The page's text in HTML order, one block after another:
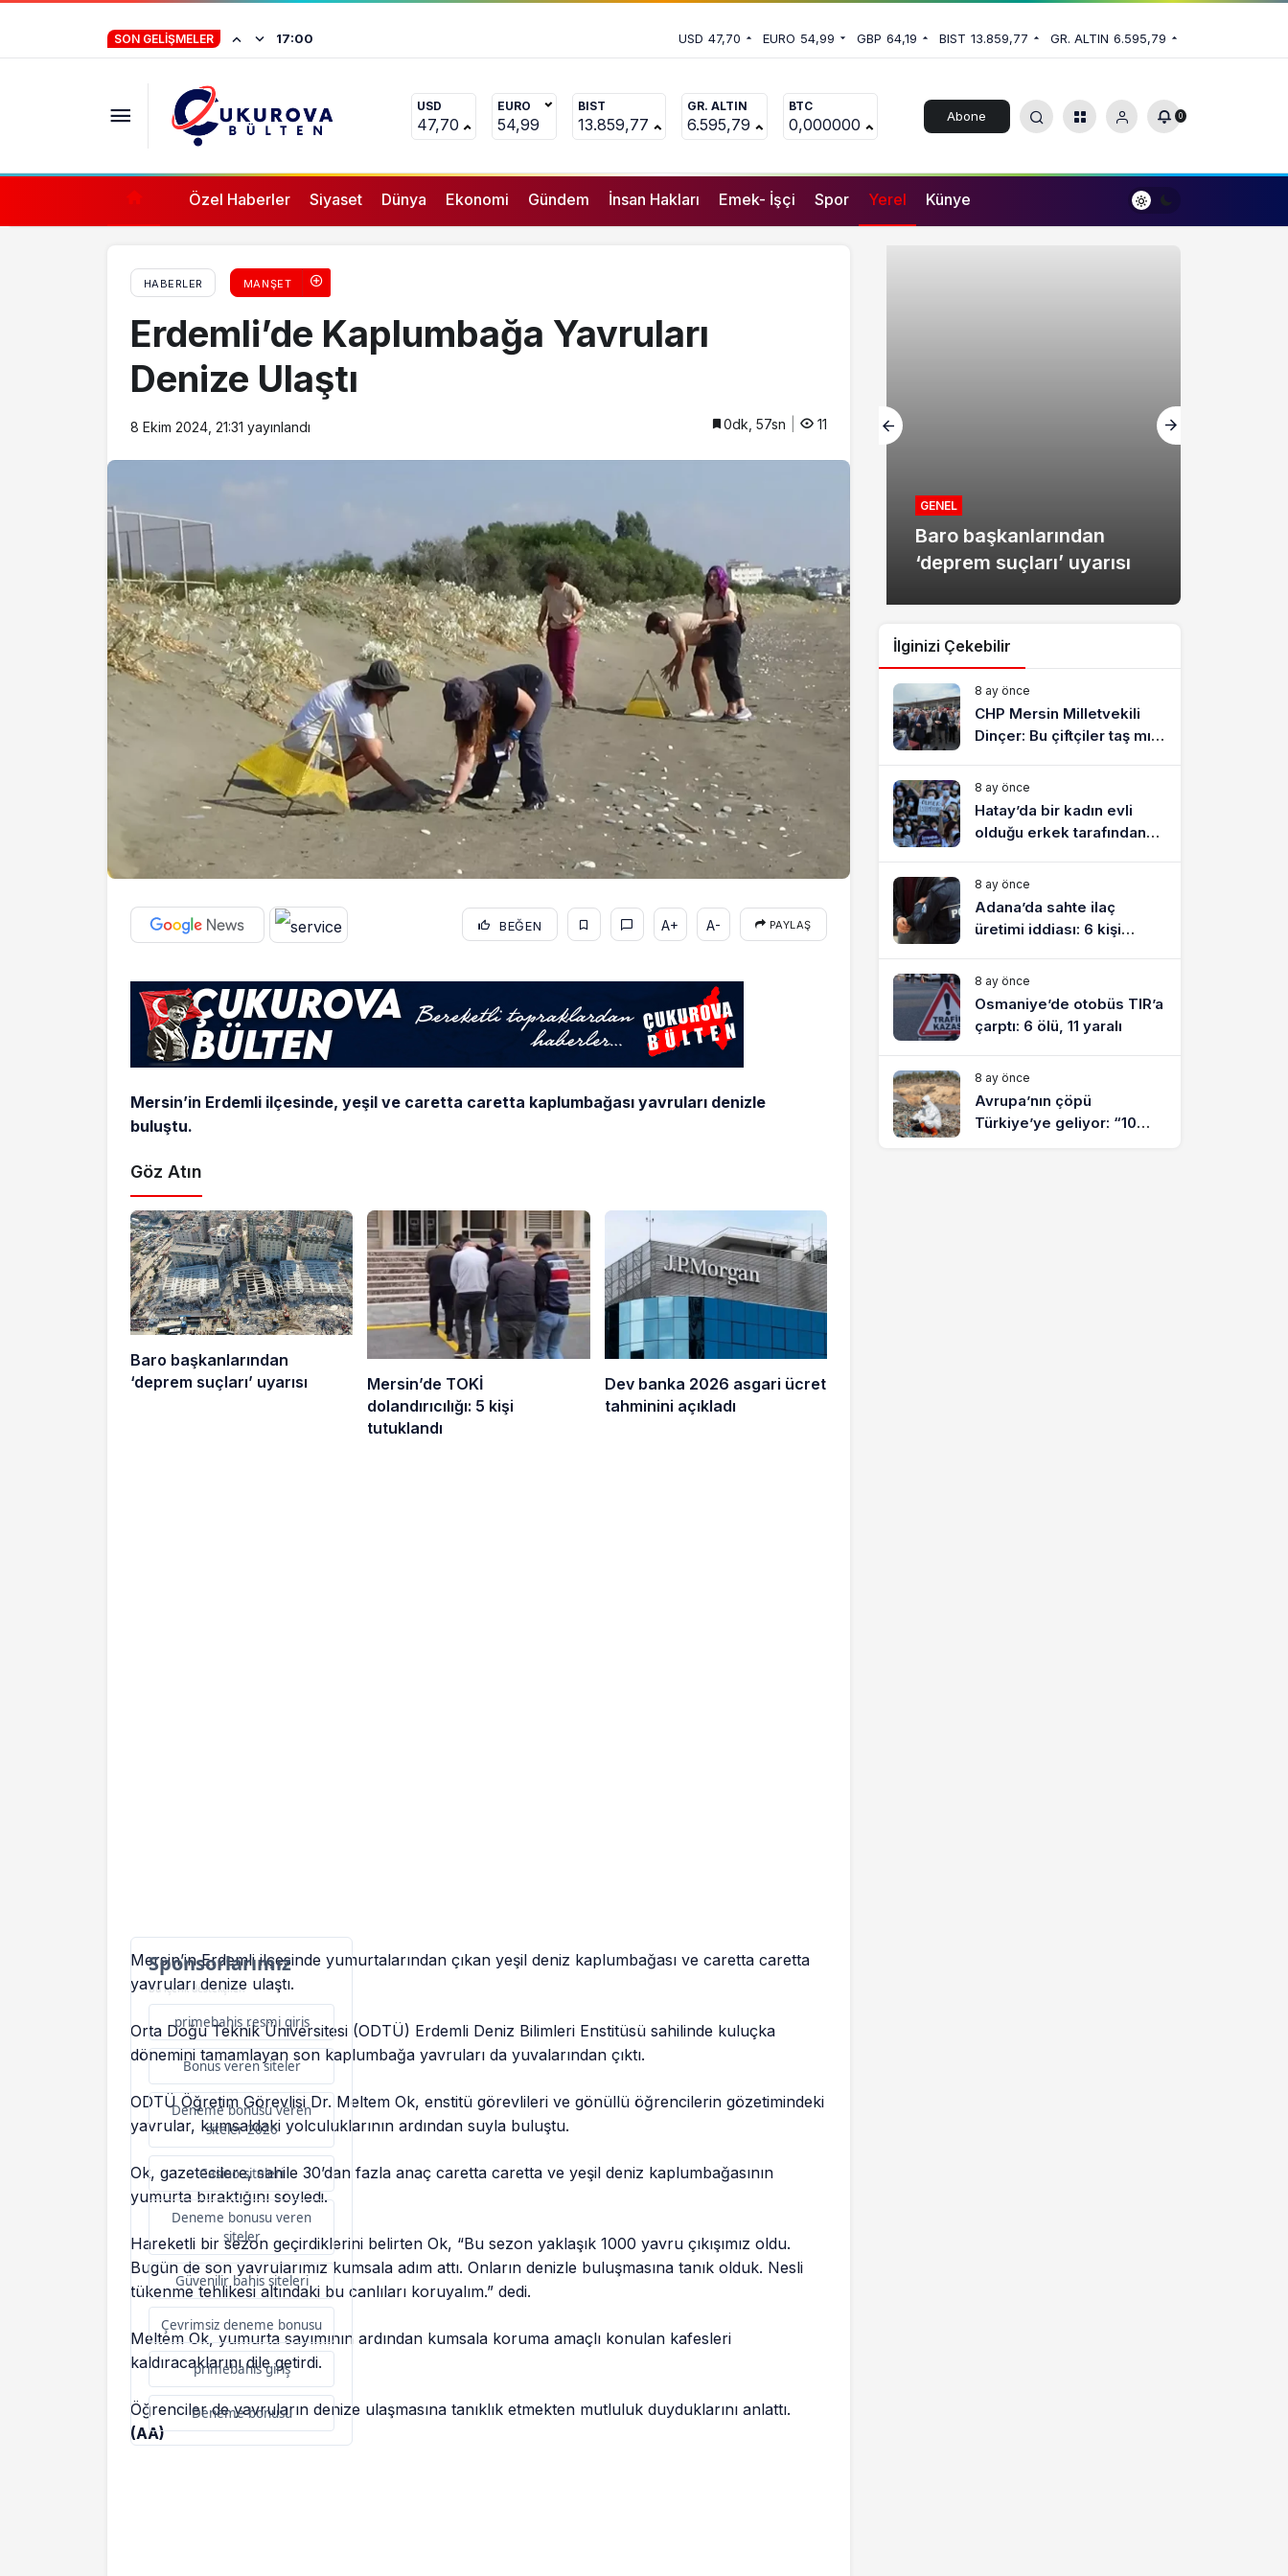
SON GELIŞMELER 17:00
ifade vermez”
USD 47,70 EURO 54,99 GBP 64,19 BIST 13.859,77 GR. ALTIN 6.595,79
USD
47,70
EURO
54,99
BIST
13.859,77
GR. ALTIN
6.595,79
BTC
0,000000 Abone 0
Özel Haberler Siyaset Dünya Ekonomi Gündem İnsan Hakları Emek- İşçi Spor Yerel Künye
HABERLER MANŞET
Erdemli’de Kaplumbağa Yavruları
Denize Ulaştı
8 Ekim 2024, 21:31 yayınlandı 0dk, 57sn 11
BEĞEN A+ A- PAYLAŞ
Mersin’in Erdemli ilçesinde, yeşil ve caretta caretta kaplumbağası yavruları denizle
buluştu.
Göz Atın
Baro başkanlarından
‘deprem suçları’ uyarısı
Sponsorlarımız
Bu içerik destekçileri
primebahis resmi giris
Bonus veren siteler
Deneme bonusu veren
siteler 2026
Casino siteleri
Deneme bonusu veren
siteler
Güvenilir bahis siteleri
Çevrimsiz deneme bonusu
primebahis giriş
Deneme bonusu
Mersin’de TOKİ
dolandırıcılığı: 5 kişi
tutuklandı
Dev banka 2026 asgari ücret
tahminini açıkladı
Mersin’in Erdemli ilçesinde yumurtalarından çıkan yeşil deniz kaplumbağası ve caretta caretta
yavruları denize ulaştı.
Orta Doğu Teknik Üniversitesi (ODTÜ) Erdemli Deniz Bilimleri Enstitüsü sahilinde kuluçka
dönemini tamamlayan son kaplumbağa yavruları da yuvalarından çıktı.
ODTÜ Öğretim Görevlisi Dr. Meltem Ok, enstitü görevlileri ve gönüllü öğrencilerin gözetimindeki
yavrular, kumsaldaki yolculuklarının ardından suyla buluştu.
Ok, gazetecilere, sahile 30’dan fazla anaç caretta caretta ve yeşil deniz kaplumbağasının
yumurta bıraktığını söyledi.
Hareketli bir sezon geçirdiklerini belirten Ok, “Bu sezon yaklaşık 1000 yavru çıkışımız oldu.
Bugün de son yavrularımız kumsala adım attı. Onların denizle buluşmasına tanık olduk. Nesli
tükenme tehlikesi altındaki bu canlıları koruyalım.” dedi.
Meltem Ok, yumurta sayımının ardından kumsala koruma amaçlı konulan kafesleri
kaldıracaklarını dile getirdi.
Öğrenciler de yavruların denize ulaşmasına tanıklık etmekten mutluluk duyduklarını anlattı.
(AA)
İstifa eden Mersin vekili
“Yörük çocuğu, suçlanan
adamların önüne gelip
ifade vermez”
GENEL
Baro başkanlarından
‘deprem suçları’ uyarısı
İlginizi Çekebilir
8 ay önce
CHP Mersin Milletvekili
Dinçer: Bu çiftçiler taş mı
8 ay önce
Hatay’da bir kadın evli
olduğu erkek tarafından
8 ay önce
Adana’da sahte ilaç
üretimi iddiası: 6 kişi
8 ay önce
Osmaniye’de otobüs TIR’a
çarptı: 6 ölü, 11 yaralı
8 ay önce
Avrupa’nın çöpü
Türkiye’ye geliyor: “10
Mersin’de Afet Risk Azaltma Toplantısı